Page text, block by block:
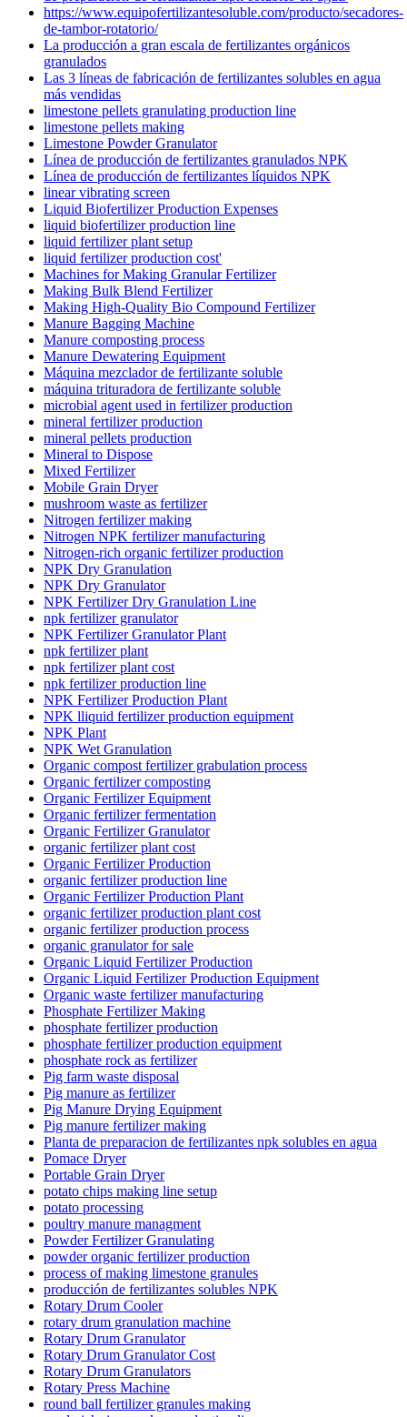
https://www.equipofertilizantesoluble.com/producto/secadores-
de-tambor-rotatorio/
La producción a gran escala de fertilizantes orgánicos
granulados
Las 3 líneas de fabricación de fertilizantes solubles en agua
más vendidas
limestone pellets granulating production line
limestone pellets making
Limestone Powder Granulator
Línea de producción de fertilizantes granulados NPK
Línea de producción de fertilizantes líquidos NPK
linear vibrating screen
Liquid Biofertilizer Production Expenses
liquid biofertilizer production line
liquid fertilizer plant setup
liquid fertilizer production cost'
Machines for Making Granular Fertilizer
Making Bulk Blend Fertilizer
Making High-Quality Bio Compound Fertilizer
Manure Bagging Machine
Manure composting process
Manure Dewatering Equipment
Máquina mezclador de fertilizante soluble
máquina trituradora de fertilizante soluble
microbial agent used in fertilizer production
mineral fertilizer production
mineral pellets production
Mineral to Dispose
Mixed Fertilizer
Mobile Grain Dryer
mushroom waste as fertilizer
Nitrogen fertilizer making
Nitrogen NPK fertilizer manufacturing
Nitrogen-rich organic fertilizer production
NPK Dry Granulation
NPK Dry Granulator
NPK Fertilizer Dry Granulation Line
npk fertilizer granulator
NPK Fertilizer Granulator Plant
npk fertilizer plant
npk fertilizer plant cost
npk fertilizer production line
NPK Fertilizer Production Plant
NPK lliquid fertilizer production equipment
NPK Plant
NPK Wet Granulation
Organic compost fertilizer grabulation process
Organic fertilizer composting
Organic Fertilizer Equipment
Organic fertilizer fermentation
Organic Fertilizer Granulator
organic fertilizer plant cost
Organic Fertilizer Production
organic fertilizer production line
Organic Fertilizer Production Plant
organic fertilizer production plant cost
organic fertilizer production process
organic granulator for sale
Organic Liquid Fertilizer Production
Organic Liquid Fertilizer Production Equipment
Organic waste fertilizer manufacturing
Phosphate Fertilizer Making
phosphate fertilizer production
phosphate fertilizer production equipment
phosphate rock as fertilizer
Pig farm waste disposal
Pig manure as fertilizer
Pig Manure Drying Equipment
Pig manure fertilizer making
Planta de preparacion de fertilizantes npk solubles en agua
Pomace Dryer
Portable Grain Dryer
potato chips making line setup
potato processing
poultry manure managment
Powder Fertilizer Granulating
powder organic fertilizer production
process of making limestone granules
producción de fertilizantes solubles NPK
Rotary Drum Cooler
rotary drum granulation machine
Rotary Drum Granulator
Rotary Drum Granulator Cost
Rotary Drum Granulators
Rotary Press Machine
round ball fertilizer granules making